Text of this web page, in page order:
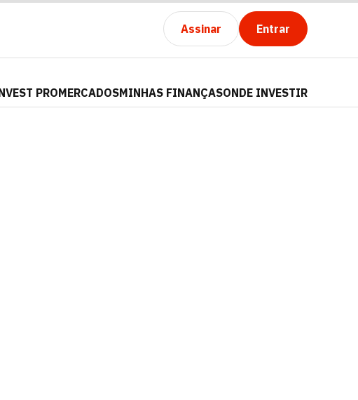
Assinar Entrar
PROMERCADOSMINHAS FINANÇASONDE INVESTIR